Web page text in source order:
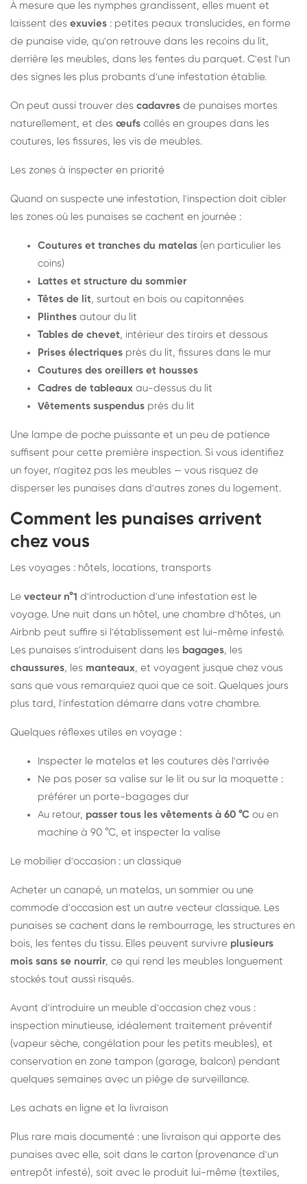
À mesure que les nymphes grandissent, elles muent et
laissent des exuvies : petites peaux translucides, en forme
de punaise vide, qu'on retrouve dans les recoins du lit,
derrière les meubles, dans les fentes du parquet. C'est l'un
des signes les plus probants d'une infestation établie.
On peut aussi trouver des cadavres de punaises mortes
naturellement, et des œufs collés en groupes dans les
coutures, les fissures, les vis de meubles.
Les zones à inspecter en priorité
Quand on suspecte une infestation, l'inspection doit cibler
les zones où les punaises se cachent en journée :
Coutures et tranches du matelas (en particulier les
coins)
Lattes et structure du sommier
Têtes de lit, surtout en bois ou capitonnées
Plinthes autour du lit
Tables de chevet, intérieur des tiroirs et dessous
Prises électriques près du lit, fissures dans le mur
Coutures des oreillers et housses
Cadres de tableaux au-dessus du lit
Vêtements suspendus près du lit
Une lampe de poche puissante et un peu de patience
suffisent pour cette première inspection. Si vous identifiez
un foyer, n'agitez pas les meubles — vous risquez de
disperser les punaises dans d'autres zones du logement.
Comment les punaises arrivent
chez vous
Les voyages : hôtels, locations, transports
Le vecteur n°1 d'introduction d'une infestation est le
voyage. Une nuit dans un hôtel, une chambre d'hôtes, un
Airbnb peut suffire si l'établissement est lui-même infesté.
Les punaises s'introduisent dans les bagages, les
chaussures, les manteaux, et voyagent jusque chez vous
sans que vous remarquiez quoi que ce soit. Quelques jours
plus tard, l'infestation démarre dans votre chambre.
Quelques réflexes utiles en voyage :
Inspecter le matelas et les coutures dès l'arrivée
Ne pas poser sa valise sur le lit ou sur la moquette :
préférer un porte-bagages dur
Au retour, passer tous les vêtements à 60 °C ou en
machine à 90 °C, et inspecter la valise
Le mobilier d'occasion : un classique
Acheter un canapé, un matelas, un sommier ou une
commode d'occasion est un autre vecteur classique. Les
punaises se cachent dans le rembourrage, les structures en
bois, les fentes du tissu. Elles peuvent survivre plusieurs
mois sans se nourrir, ce qui rend les meubles longuement
stockés tout aussi risqués.
Avant d'introduire un meuble d'occasion chez vous :
inspection minutieuse, idéalement traitement préventif
(vapeur sèche, congélation pour les petits meubles), et
conservation en zone tampon (garage, balcon) pendant
quelques semaines avec un piège de surveillance.
Les achats en ligne et la livraison
Plus rare mais documenté : une livraison qui apporte des
punaises avec elle, soit dans le carton (provenance d'un
entrepôt infesté), soit avec le produit lui-même (textiles,